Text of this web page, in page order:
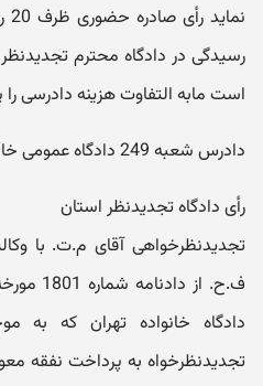
رسیدگی در دادگاه محترم
است مابه التفاوت هزینه دادرسی را
دادرس شعبه 249 دادگاه عمومی خانواده تهران رستم زاده
رأی دادگاه تجدیدنظر استان
تجدیدنظرخواهی آقای م.ت. با
دادگاه خانواده تهران که
تجدیدنظرخواه به پرداخت نفقه